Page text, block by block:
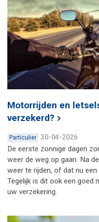
Motorrijden en
verzekerd?
Particulier 30-04-2026
De eerste zonnige dagen
weer de weg op gaan. Na
weer te rijden, of dat nu
Tegelijk is dit ook een goed
uw verzekering.